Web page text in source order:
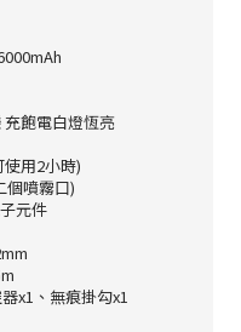
飽電白燈恆亮
用2小時)
噴霧口)
元件
x1、無痕掛勾x1